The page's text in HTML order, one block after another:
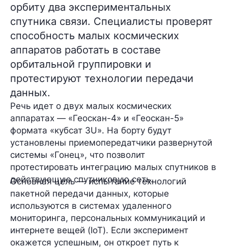
орбиту два экспериментальных
спутника связи. Специалисты проверят
способность малых космических
аппаратов работать в составе
орбитальной группировки и
протестируют технологии передачи
данных.
Речь идет о двух малых космических
аппаратах — «Геоскан-4» и «Геоскан-5»
формата «кубсат 3U». На борту будут
установлены приемопередатчики развернутой
системы «Гонец», что позволит
протестировать интеграцию малых спутников в
действующую спутниковую сеть.
Основная цель — испытание технологий
пакетной передачи данных, которые
используются в системах удаленного
мониторинга, персональных коммуникаций и
интернете вещей (IoT). Если эксперимент
окажется успешным, он откроет путь к